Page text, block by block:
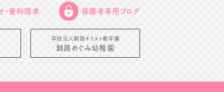
・資料請求 保護者専用ブログ
学校法人釧路キリスト教学園
釧路めぐみ幼稚園